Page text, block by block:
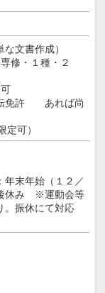
文書作成）
修・１種・２
転免許 あれば尚
定可）
年末年始（１２／
休み ※運動会等
。振休にて対応